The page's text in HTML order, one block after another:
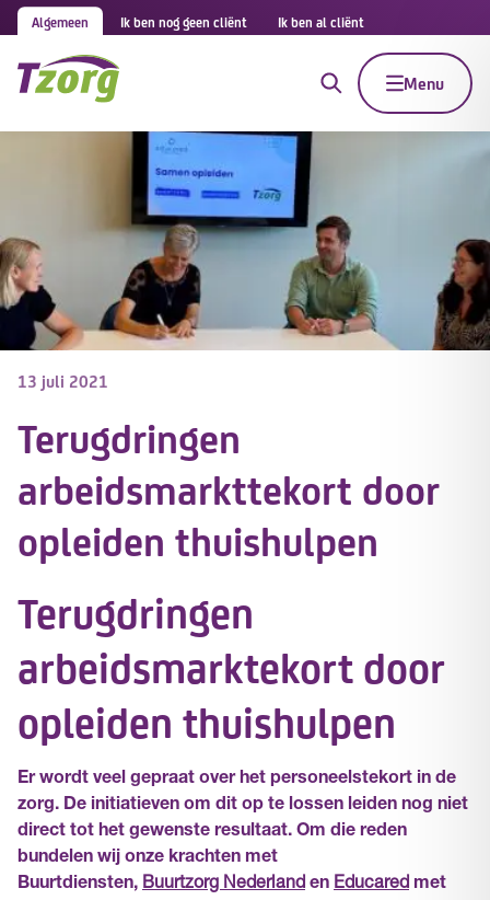
Algemeen Ik ben nog geen cliënt Ik ben al cliënt
Menu
13 juli 2021
Terugdringen
arbeidsmarkttekort door
opleiden thuishulpen
Terugdringen
arbeidsmarktekort door
opleiden thuishulpen
Er wordt veel gepraat over het personeelstekort in de
zorg. De initiatieven om dit op te lossen leiden nog niet
direct tot het gewenste resultaat. Om die reden
bundelen wij onze krachten met
Buurtdiensten, Buurtzorg Nederland en Educared met